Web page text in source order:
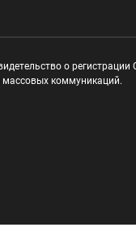
о
массовых коммуникаций.